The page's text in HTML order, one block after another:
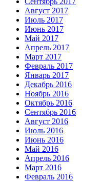
Август 2017
Июль 2017
Июнь 2017
Май 2017
Апрель 2017
Март 2017
Февраль 2017
Январь 2017
Декабрь 2016
Ноябрь 2016
Октябрь 2016
Сентябрь 2016
Август 2016
Июль 2016
Июнь 2016
Май 2016
Апрель 2016
Март 2016
Февраль 2016